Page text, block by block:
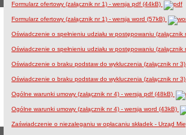
Formularz ofertowy (załącznik nr 1) - wersja pdf (44kB)
Formularz ofertowy (załącznik nr 1) - wersja word (57kB)
Oświadczenie o spełnieniu udziału w postępowaniu
Oświadczenie o spełnieniu udziału w postępowaniu
Oświadczenie o braku podstaw do wykluczenia (załącznik nr
Oświadczenie o braku podstaw do wykluczenia (załącznik nr
Ogólne warunki umowy (załącznik nr 4) - wersja pdf (48kB)
Ogólne warunki umowy (załącznik nr 4) - wersja word (43kB)
Zaświadczenie o niezaleganiu w opłacaniu składek - Urząd